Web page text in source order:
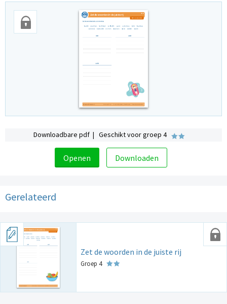
Downloadbare pdf | Geschikt voor groep 4
Openen Downloaden
Gerelateerd
Zet de woorden in de juiste rij
Groep 4